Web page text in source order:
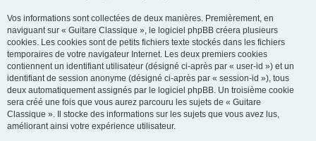
Vos informations sont collectées de deux manières. Premièrement, en
naviguant sur « Guitare Classique », le logiciel phpBB créera plusieurs
cookies. Les cookies sont de petits fichiers texte stockés dans les fichiers
temporaires de votre navigateur Internet. Les deux premiers cookies
contiennent un identifiant utilisateur (désigné ci-après par « user-id ») et un
identifiant de session anonyme (désigné ci-après par « session-id »), tous
deux automatiquement assignés par le logiciel phpBB. Un troisième cookie
sera créé une fois que vous aurez parcouru les sujets de « Guitare
Classique ». Il stocke des informations sur les sujets que vous avez lus,
améliorant ainsi votre expérience utilisateur.